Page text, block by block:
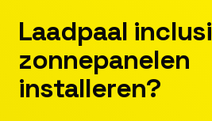
Laadpaal inclusi
zonnepanelen
installeren?